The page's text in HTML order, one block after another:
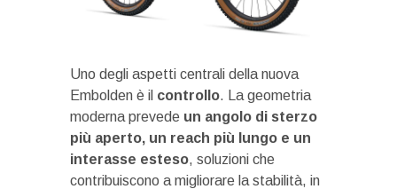
Uno degli aspetti centrali della nuova
Embolden è il controllo. La geometria
moderna prevede un angolo di sterzo
più aperto, un reach più lungo e un
interasse esteso, soluzioni che
contribuiscono a migliorare la stabilità, in